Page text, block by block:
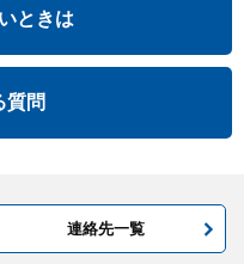
ときは
質問
連絡先一覧